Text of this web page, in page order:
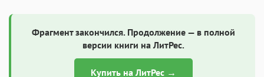
Фрагмент закончился. Продолжение — в полной
версии книги на ЛитРес.
Купить на ЛитРес →